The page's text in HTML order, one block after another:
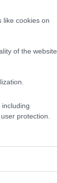
like cookies on
of the website
protection.
των